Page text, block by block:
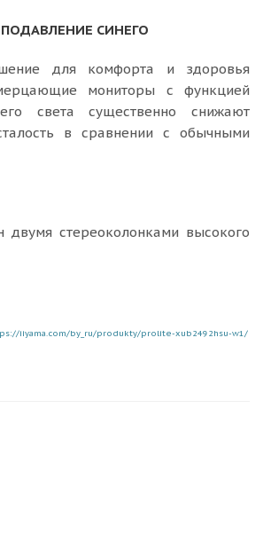
СИНЕГО
для комфорта и здоровья
мониторы с функцией
света существенно снижают
в сравнении с обычными
двумя стереоколонками высокого
iiyama.com/by_ru/produkty/prolite-xub2492hsu-w1/